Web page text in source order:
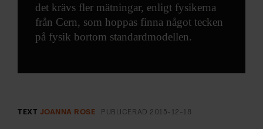
det krävs fler mätningar, enligt fysikerna
från Cern, som hoppas finna något tecken
på fysik bortom standardmodellen.
TEXT JOANNA ROSE PUBLICERAD 2015-12-18